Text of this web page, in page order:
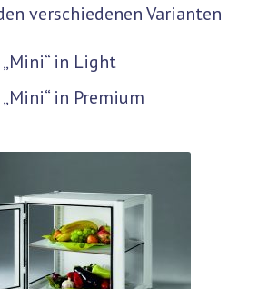
verschiedenen Varianten
in Light
in Premium
Mini in der
Variante